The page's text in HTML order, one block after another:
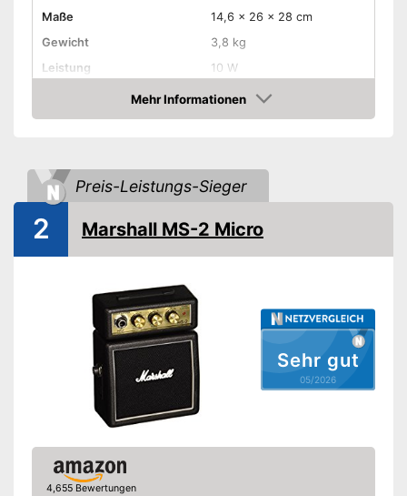
Maße
14,6 x 26 x 28 cm
Gewicht
3,8 kg
Leistung
10 W
Anzahl Lautsprecher
1
Regler
- Treble
- Gain
- und weitere
Kopfhörer-Anschluss
Verfügt über einen Kopfhörer-
Ist mit einem Griff ausgestattet
Amazon Lieferzeit
Mehr Informationen
Amazon
Preis-Leistungs-Sieger
Sehr gut
05/2026
2 Marshall MS-2 Micro
4,655 Bewertungen